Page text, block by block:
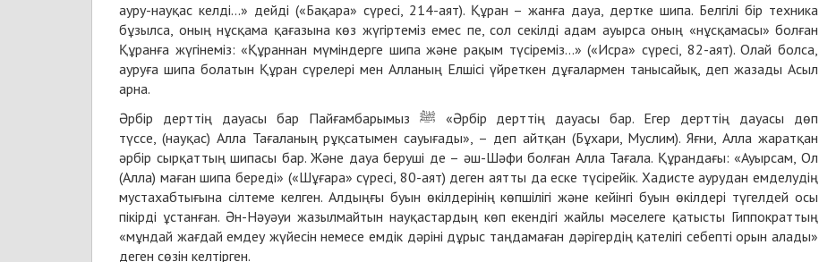
ауру-науқас келді…» дейді («Бақара» сүресі, 214-аят). Құран – жанға дауа, дертке шипа. Белгілі бір техника
бұзылса, оның нұсқама қағазына көз жүгіртеміз емес пе, сол секілді адам ауырса оның «нұсқамасы» болған
Құранға жүгінеміз: «Құраннан мүміндерге шипа және рақым түсіреміз…» («Исра» сүресі, 82-аят). Олай болса,
ауруға шипа болатын Құран сүрелері мен Алланың Елшісі үйреткен дұғалармен танысайық, деп жазады Асыл
арна.
Әрбір дерттің дауасы бар Пайғамбарымыз ﷺ «Әрбір дерттің дауасы бар. Егер дерттің дауасы дөп
түссе, (науқас) Алла Тағаланың рұқсатымен сауығады», – деп айтқан (Бұхари, Муслим). Яғни, Алла жаратқан
әрбір сырқаттың шипасы бар. Және дауа беруші де – әш-Шәфи болған Алла Тағала. Құрандағы: «Ауырсам, Ол
(Алла) маған шипа береді» («Шұғара» сүресі, 80-аят) деген аятты да еске түсірейік. Хадисте аурудан емделудің
мустахабтығына сілтеме келген. Алдыңғы буын өкілдерінің көпшілігі және кейінгі буын өкілдері түгелдей осы
пікірді ұстанған. Ән-Нәуәуи жазылмайтын науқастардың көп екендігі жайлы мәселеге қатысты Гиппократтың
«мұндай жағдай емдеу жүйесін немесе емдік дәріні дұрыс таңдамаған дәрігердің қателігі себепті орын алады»
деген сөзін келтірген.